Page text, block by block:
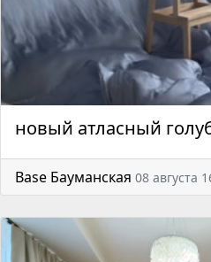
новый атласный
Base Бауманская 08 августа